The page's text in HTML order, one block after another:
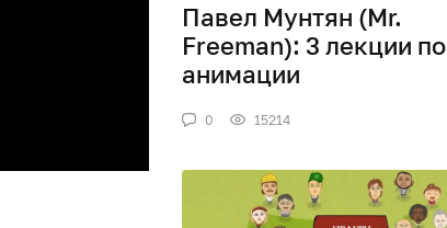
Павел Мунтян (Mr.
Freeman): 3 лекции по
анимации
0 15214